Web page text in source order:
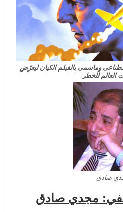
وماسمى بالفيلم الكيان ليعرّض
العالم للخطر
صادق
مجدي صادق